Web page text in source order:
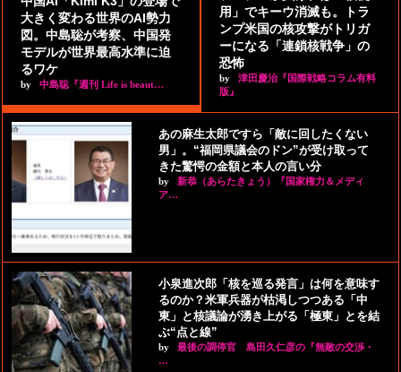
大きく変わる世界のAI勢力
図。中島聡が考察、中国発
モデルが世界最高水準に迫
るワケ
by 中島聡『週刊 Life is beaut…
用」でキーウ消滅も。トラ
ンプ米国の核攻撃がトリガ
ーになる「連鎖核戦争」の
恐怖
by
津田慶治『国際戦略コラム有料
版』
あの麻生太郎ですら「敵に回したくない
男」。“福岡県議会のドン”が受け取って
きた驚愕の金額と本人の言い分
by
新恭（あらたきょう）『国家権力＆メディ
ア…
小泉進次郎「核を巡る発言」は何を意味す
るのか？米軍兵器が枯渇しつつある「中
東」と核議論が湧き上がる「極東」とを結
ぶ“点と線”
by
最後の調停官 島田久仁彦の『無敵の交渉・
…